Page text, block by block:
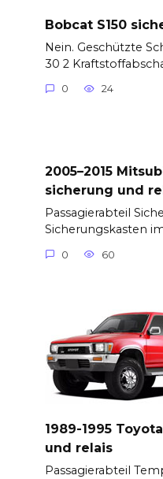
Bobcat S150
Nein. Geschützte
30 2
0 24
2005–2015
sicherung und
Passagierabteil
Sicherungskasten
0 60
1989-1995
und relais
Passagierabteil